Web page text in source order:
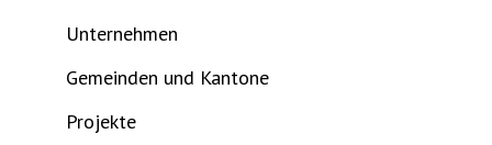
Unternehmen
Gemeinden und Kantone
Projekte